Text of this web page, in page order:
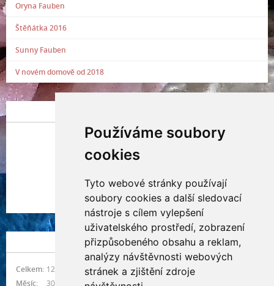
Používáme soubory
cookies
Tyto webové stránky používají
soubory cookies a další sledovací
nástroje s cílem vylepšení
uživatelského prostředí, zobrazení
přizpůsobeného obsahu a reklam,
analýzy návštěvnosti webových
stránek a zjištění zdroje
Oryna Fauben
Štěňátka 2016
Sunny Fauben
V novém domově od 2018
Indianna Ryve
Nostra, CZ
NÁVŠTĚVNOST
Celkem: 1217944
Měsíc:
30371